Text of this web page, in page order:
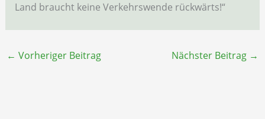
Land braucht keine Verkehrswende rückwärts!“
← Vorheriger Beitrag Nächster Beitrag →